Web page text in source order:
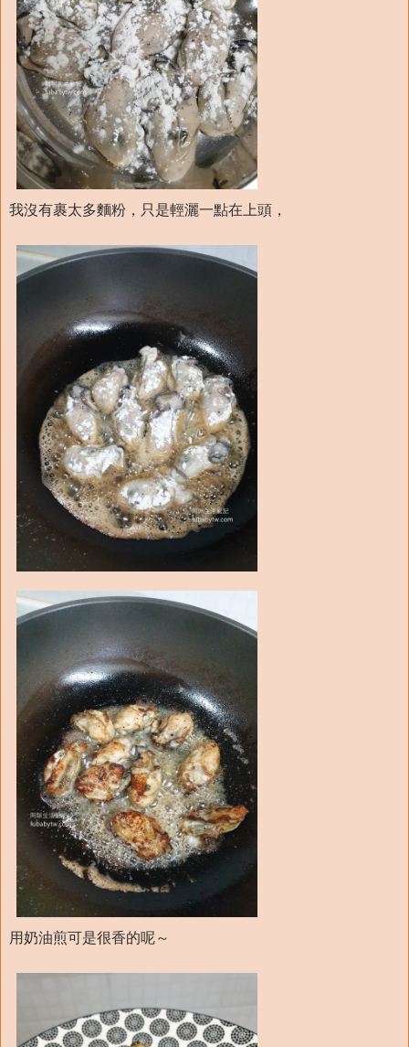
我沒有裹太多麵粉，只是輕灑一點在上頭，
用奶油煎可是很香的呢～